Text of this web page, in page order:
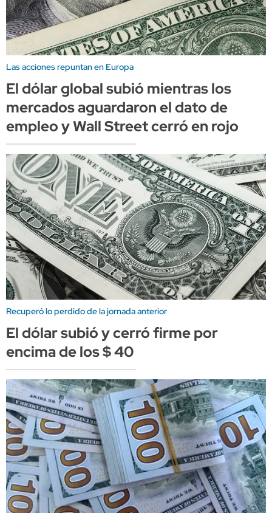
Las acciones repuntan en Europa
El dólar global subió mientras los
mercados aguardaron el dato de
empleo y Wall Street cerró en rojo
Recuperó lo perdido de la jornada anterior
El dólar subió y cerró firme por
encima de los $ 40